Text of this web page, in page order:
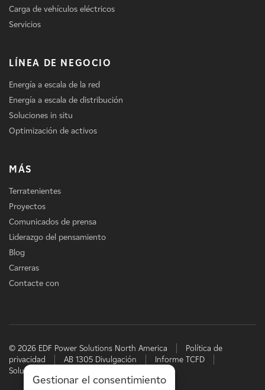
Carga de vehículos eléctricos
Servicios
LÍNEA DE NEGOCIO
Energía a escala de la red
Energía a escala de distribución
Soluciones in situ
Optimización de activos
MÁS
Terratenientes
Proyectos
Comunicados de prensa
Liderazgo del pensamiento
Blog
Carreras
Contacte con
© 2026 EDF Power Solutions North America
Política de
privacidad
AB 1305 Divulgación
Informe TCFD
Soluciones energéticas de EDF
Gestionar el consentimiento